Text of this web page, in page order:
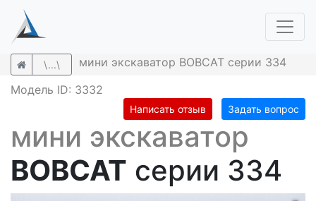
\...\
мини экскаватор BOBCAT серии 334
Модель ID: 3332
Написать отзыв Задать вопрос
мини экскаватор
BOBCAT серии 334